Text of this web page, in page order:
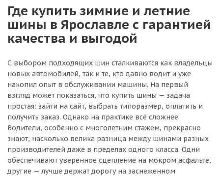
Где купить зимние и летние
шины в Ярославле с гарантией
качества и выгодой
С выбором подходящих шин сталкиваются как владельцы
новых автомобилей, так и те, кто давно водит и уже
накопил опыт в обслуживании машины. На первый
взгляд может показаться, что купить шины — задача
простая: зайти на сайт, выбрать типоразмер, оплатить и
получить заказ. Однако на практике всё сложнее.
Водители, особенно с многолетним стажем, прекрасно
знают, насколько велика разница между шинами разных
производителей даже в пределах одного класса. Одни
обеспечивают уверенное сцепление на мокром асфальте,
другие — лучше держат дорогу на заснеженном